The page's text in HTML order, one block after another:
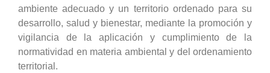
ambiente adecuado y un territorio ordenado para su
desarrollo, salud y bienestar, mediante la promoción y
vigilancia de la aplicación y cumplimiento de la
normatividad en materia ambiental y del ordenamiento
territorial.